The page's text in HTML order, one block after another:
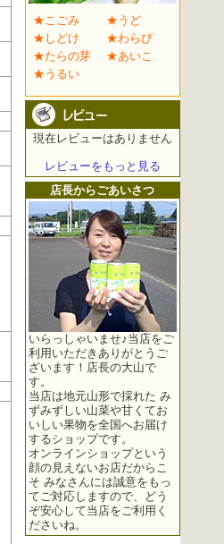
★こごみ
★しどけ
★たらの芽
★うるい
★うど
★わらび
★あいこ
現在レビューはありません
レビューをもっと見る
店長からごあいさつ
いらっしゃいませ♪当店をご
利用いただきありがとうご
ざいます！店長の大山で
す。
当店は地元山形で採れた み
ずみずしい山菜や甘くてお
いしい果物を全国へお届け
するショップです。
オンラインショップという
顔の見えないお店だからこ
そ みなさんには誠意をもっ
てご対応しますので、どう
ぞ安心して当店をご利用く
ださいね。